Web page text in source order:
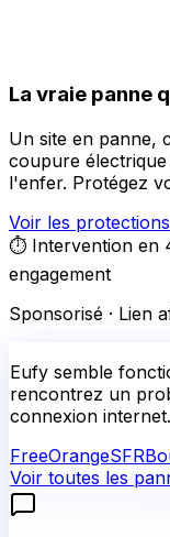
La vraie panne
Un site en panne,
coupure
l'enfer. Protégez
Voir les protections
⏱️ Intervention en
engagement
Sponsorisé · Lien
Eufy semble
rencontrez un
connexion
FreeOrangeSFR
Voir toutes les